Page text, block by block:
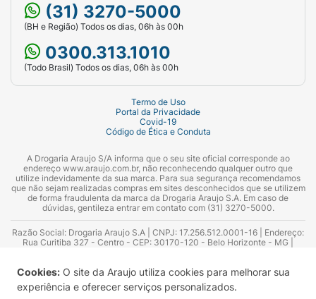
Cookies: O site da Araujo utiliza cookies para melhorar sua
experiência e oferecer serviços personalizados.
(31) 3270-5000
(BH e Região) Todos os dias, 06h às 00h
0300.313.1010
(Todo Brasil) Todos os dias, 06h às 00h
Termo de Uso
Portal da Privacidade
Covid-19
Código de Ética e Conduta
A Drogaria Araujo S/A informa que o seu site oficial corresponde ao
endereço www.araujo.com.br, não reconhecendo qualquer outro que
utilize indevidamente da sua marca. Para sua segurança recomendamos
que não sejam realizadas compras em sites desconhecidos que se utilizem
de forma fraudulenta da marca da Drogaria Araujo S.A. Em caso de
dúvidas, gentileza entrar em contato com (31) 3270-5000.
Razão Social: Drogaria Araujo S.A | CNPJ: 17.256.512.0001-16 | Endereço:
Rua Curitiba 327 - Centro - CEP: 30170-120 - Belo Horizonte - MG |
Azevedo Guimarães – CRF 10.965 | Yasmin Silva Alvarenga – CRF 52.584 -
Consultor substituto: Thiago Aguiar Pinheiro - CRF Nº 13.748. Alvará
Sanitário: 2025020713 | Autorização de Funcionamento da Empresa (AFE):